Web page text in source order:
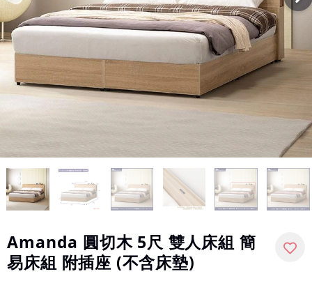
Amanda 圓切木 5尺 雙人床組 簡
易床組 附插座 (不含床墊)